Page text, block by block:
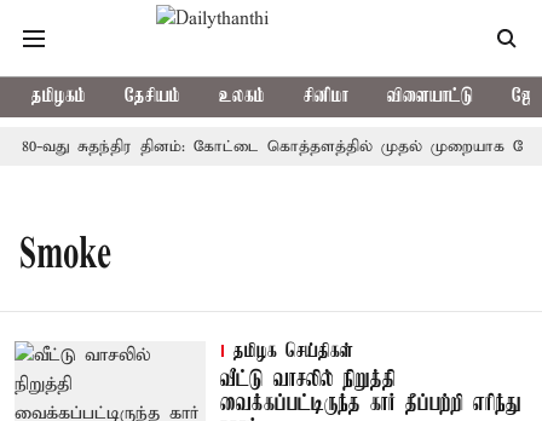
தமிழகம் தேசியம் உலகம் சினிமா விளையாட்டு
80-வது சுதந்திர தினம்: கோட்டை கொத்தளத்தில் முதல் முறையாக
Smoke
தமிழக செய்திகள்
வீட்டு வாசலில் நிறுத்தி
வைக்கப்பட்டிருந்த கார் தீப்பற்றி எரிந்து